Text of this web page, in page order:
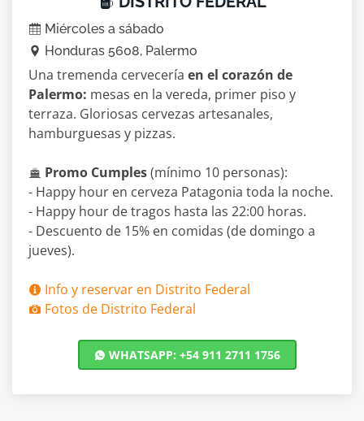
Miércoles a sábado
Honduras 5608, Palermo
Una tremenda cervecería en el corazón de
Palermo: mesas en la vereda, primer piso y
terraza. Gloriosas cervezas artesanales,
hamburguesas y pizzas.
Promo Cumples(mínimo 10 personas):
- Happy hour en cerveza Patagonia toda la noche.
- Happy hour de tragos hasta las 22:00 horas.
- Descuento de 15% en comidas (de domingo a
jueves).
Info y reservar en Distrito Federal
Fotos de Distrito Federal
WHATSAPP: +54 911 2711 1756